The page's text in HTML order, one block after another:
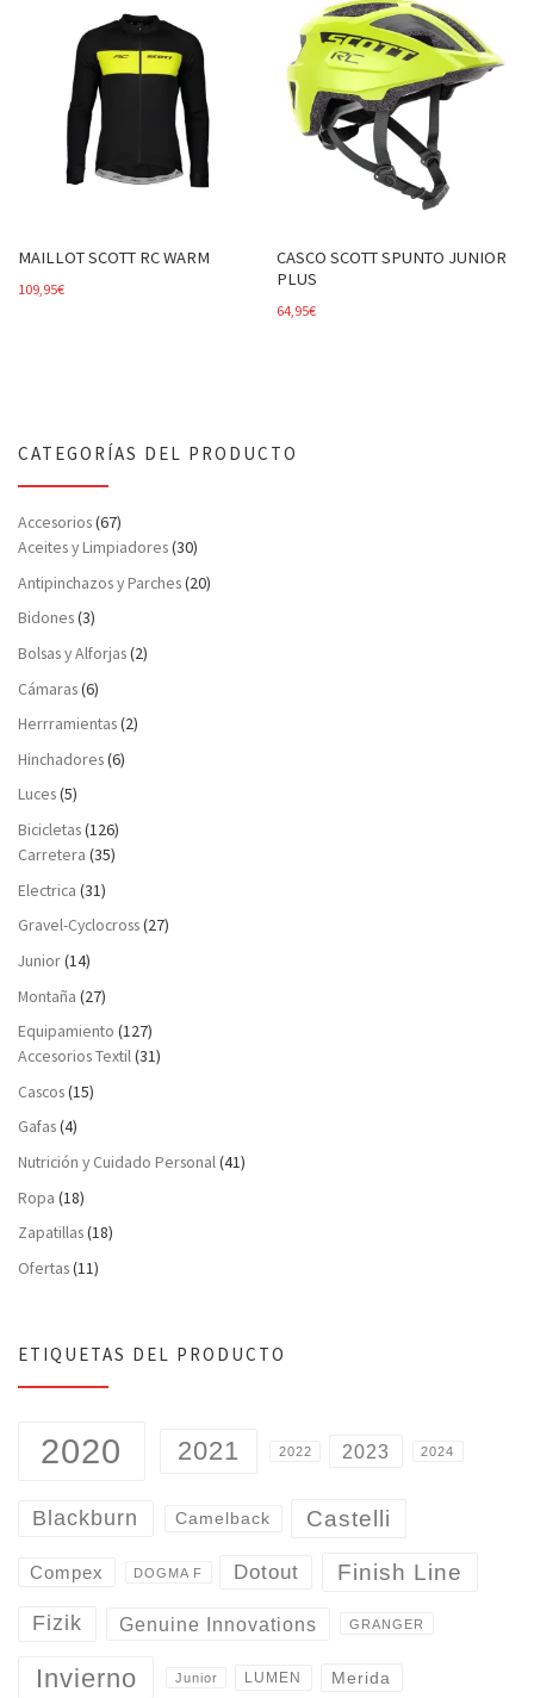
MAILLOT SCOTT RC WARM
109,95€
CASCO SCOTT SPUNTO JUNIOR
PLUS
64,95€
CATEGORÍAS DEL PRODUCTO
Accesorios(67)
Aceites y Limpiadores(30)
Antipinchazos y Parches(20)
Bidones(3)
Bolsas y Alforjas(2)
Cámaras(6)
Herrramientas(2)
Hinchadores(6)
Luces(5)
Bicicletas(126)
Carretera (35)
Electrica (31)
Gravel-Cyclocross(27)
Junior(14)
Montaña (27)
Equipamiento (127)
Accesorios Textil(31)
Cascos(15)
Gafas(4)
Nutrición y Cuidado Personal(41)
Ropa (18)
Zapatillas(18)
Ofertas(11)
ETIQUETAS DEL PRODUCTO
2020 2021 2022 2023 2024
Blackburn Camelback Castelli
Compex DOGMA F Dotout Finish Line
Fizik Genuine Innovations GRANGER
Invierno Junior LUMEN Merida